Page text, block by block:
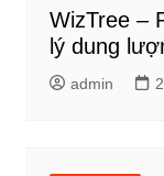
WizTree –
lý dung
admin